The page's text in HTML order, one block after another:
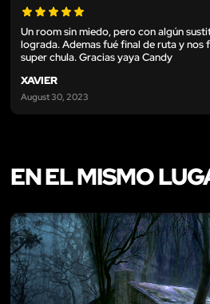
Un room sin miedo, pero con algún
lograda. Ademas fué final de ruta y nos
super chula. Gracias yaya Candy
XAVIER
August 30, 2023
EN EL MISMO